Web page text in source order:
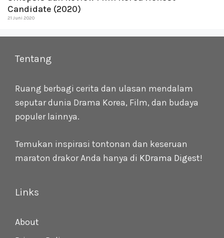
Candidate (2020)
21 Juni 2020
Tentang
Ruang berbagi cerita dan ulasan mendalam
seputar dunia Drama Korea, Film, dan budaya
populer lainnya.
Temukan inspirasi tontonan dan keseruan
maraton drakor Anda hanya di KDrama Digest!
Links
About